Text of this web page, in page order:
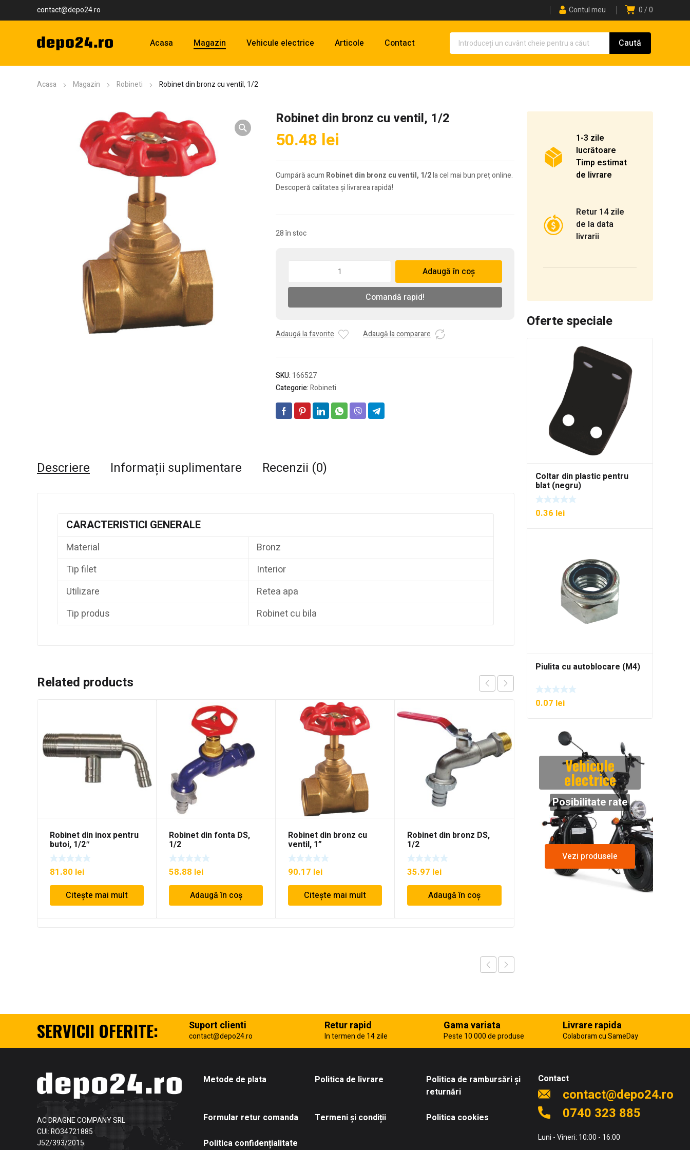
contact@depo24.ro 0 0
Contul meu
Acasa Magazin Vehicule electrice Articole Contact
Acasa Magazin Robineti Robinet din bronz cu ventil, 1/2
Robinet din bronz cu ventil, 1/2
50.48 lei
Cumpără acum Robinet din bronz cu ventil, 1/2la cel mai bun preț online.
Descoperă calitatea și livrarea rapidă!
28 în stoc
din
cu
1/2
Adaugă în coș
Comandă rapid!
Adaugă la favorite Adaugă la comparare
SKU: 166527
Categorie:Robineti
Descriere Informații suplimentare Recenzii (0)
CARACTERISTICI GENERALE
Material
Bronz
Tip filet
Interior
Utilizare
Retea apa
Tip produs
Robinet cu bila
Related products
Robinet din inox pentru
butoi, 1/2″
81.80 lei
Citește mai mult
Robinet din fonta DS,
1/2
58.88 lei
Adaugă în coș
Robinet din bronz cu
ventil, 1”
90.17 lei
Citește mai mult
Robinet din bronz DS,
1/2
35.97 lei
Adaugă în coș
Robinet coltar din
bronz, 1/2 – 3/4
(Nr.8027) (2 buc./set)
1-3 zile
lucrătoare
Timp estimat
de livrare
Retur 14 zile
de la data
livrarii
Oferte speciale
Coltar din plastic pentru
blat (negru)
0.36 lei
Piulita cu autoblocare (M4)
0.07 lei
Vehicule
electrice
Posibilitate rate
Vezi produsele
SERVICII OFERITE: Suport clienti
contact@depo24.ro
Retur rapid
In termen de 14 zile
Gama variata
Peste 10 000 de produse
Livrare rapida
Colaboram cu SameDay
AC DRAGNE COMPANY SRL
CUI: RO34721885
J52/393/2015
Metode de plata Politica de livrare
Politica de rambursări și
returnări
Formular retur comanda Termeni și condiții Politica cookies
Politica confidențialitate
Contact
contact@depo24.ro
0740 323 885
Luni - Vineri: 10:00 - 16:00